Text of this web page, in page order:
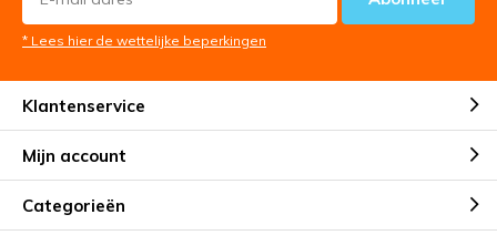
* Lees hier de wettelijke beperkingen
Klantenservice
Mijn account
Categorieën